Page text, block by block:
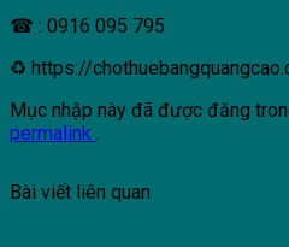
☎ : 0916 095 795
♻ https://
Mục nhập này đã được đăng
permalink .
Bài viết liên quan